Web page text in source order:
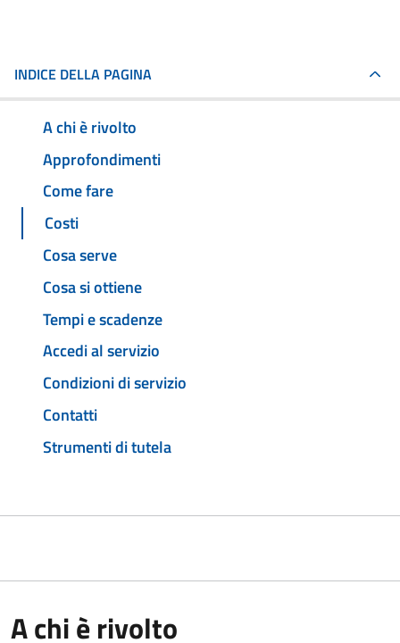
INDICE DELLA PAGINA
A chi è rivolto
Approfondimenti
Come fare
Costi
Cosa serve
Cosa si ottiene
Tempi e scadenze
Accedi al servizio
Condizioni di servizio
Contatti
Strumenti di tutela
A chi è rivolto